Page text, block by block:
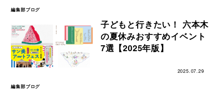
編集部ブログ
子どもと行きたい！ 六本木
の夏休みおすすめイベント
7選【2025年版】
2025.07.29
編集部ブログ